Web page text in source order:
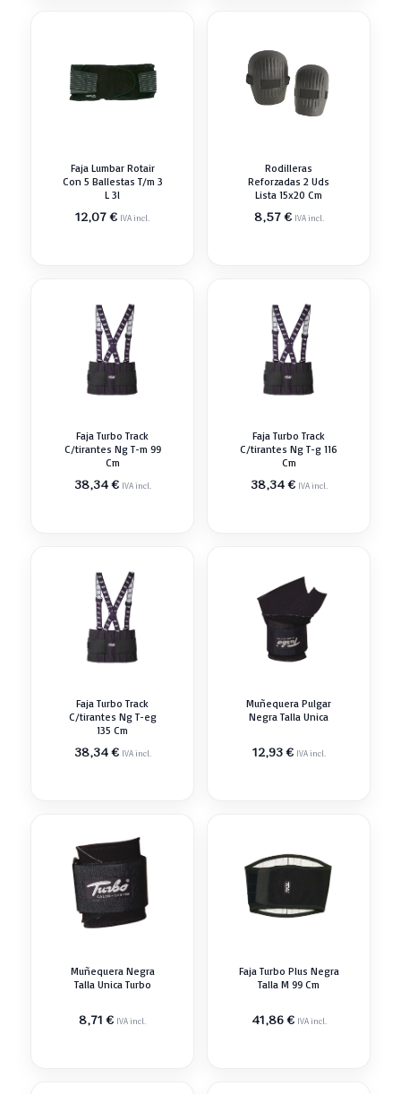
Faja Lumbar Rotair
Con 5 Ballestas T/m 3
L 3l
12,07€ IVA incl.
Rodilleras
Reforzadas 2 Uds
Lista 15x20 Cm
8,57€ IVA incl.
Faja Turbo Track
C/tirantes Ng T-m 99
Cm
38,34€ IVA incl.
Faja Turbo Track
C/tirantes Ng T-g 116
Cm
38,34€ IVA incl.
Faja Turbo Track
C/tirantes Ng T-eg
135 Cm
38,34€ IVA incl.
Muñequera Pulgar
Negra Talla Unica
12,93€ IVA incl.
Muñequera Negra
Talla Unica Turbo
8,71€ IVA incl.
Faja Turbo Plus Negra
Talla M 99 Cm
41,86€ IVA incl.